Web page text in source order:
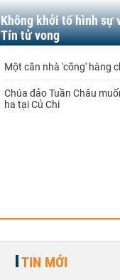
Không khởi tố hình sự
Tín tử vong
Một căn nhà 'cõng' hàng
Chúa đảo Tuần Châu
ha tại Củ Chi
TIN MỚI